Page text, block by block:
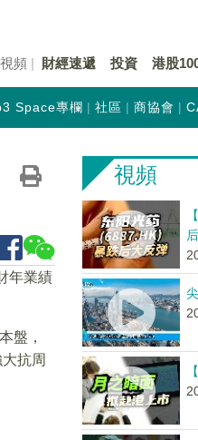
視頻 財經速遞 投資 港股
Space專欄 社區 商協會
年業績
盤，
抗周
視頻